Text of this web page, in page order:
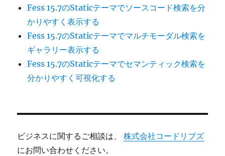
Fess 15.7のStaticテーマでソースコード検索を分
かりやすく表示する
Fess 15.7のStaticテーマでマルチモーダル検索を
ギャラリー表示する
Fess 15.7のStaticテーマでセマンティック検索を
分かりやすく可視化する
ビジネスに関するご相談は、株式会社コードリブズ
にお問い合わせください。